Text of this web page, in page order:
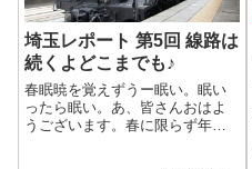
埼玉レポート 第5回 線路は
続くよどこまでも♪
春眠暁を覚えずうー眠い。眠い
ったら眠い。あ、皆さんおはよ
うございます。春に限らず年中